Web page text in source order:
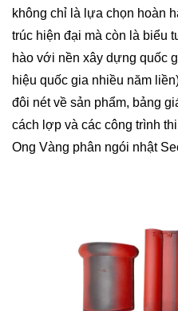
không chỉ là lựa chọn hoàn
trúc hiện đại mà còn là biểu
hào với nền xây dựng quốc
hiệu quốc gia nhiều năm
đôi nét về sản phẩm, bảng
cách lợp và các công trình
Ong Vàng phân ngói nhật